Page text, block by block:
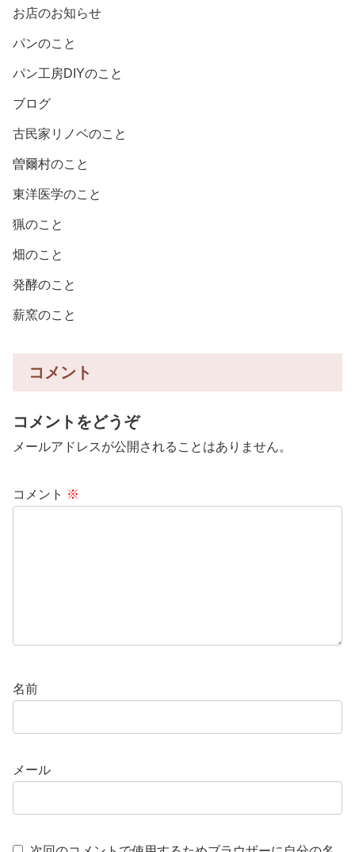
お店のお知らせ
パンのこと
パン工房DIYのこと
ブログ
古民家リノベのこと
曽爾村のこと
東洋医学のこと
猟のこと
畑のこと
発酵のこと
薪窯のこと
コメント
コメントをどうぞ
メールアドレスが公開されることはありません。
コメント ※
名前
メール